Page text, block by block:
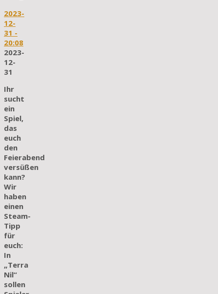
2023-
12-
31 -
20:08
2023-
12-
31
Ihr
sucht
ein
Spiel,
das
euch
den
Feierabend
versüßen
kann?
Wir
haben
einen
Steam-
Tipp
für
euch:
In
„Terra
Nil“
sollen